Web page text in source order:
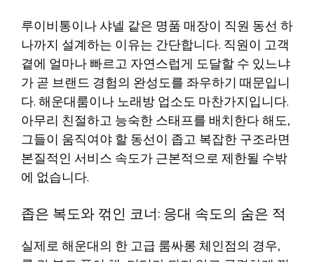
루이비통이나 샤넬 같은 명품 매장이 직원 동선 하
나까지 설계하는 이유는 간단합니다. 직원이 고객
곁에 얼마나 빠르고 자연스럽게 도달할 수 있느냐
가 곧 브랜드 경험의 완성도를 좌우하기 때문입니
다. 해운대룸이나 노래방 업소도 마찬가지입니다.
아무리 친절하고 능숙한 스태프를 배치한다 해도,
그들이 움직여야 할 동선이 좁고 복잡한 구조라면
본질적인 서비스 속도가 근본적으로 제한될 수밖
에 없습니다.
좁은 복도와 꺾인 코너: 응대 속도의 숨은 적
실제로 해운대의 한 고급 룸싸롱 체인점의 경우,